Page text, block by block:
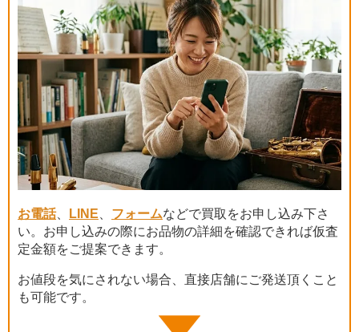
お電話、 LINE、 フォームなどで買取をお申し込み下さ
い。お申し込みの際にお品物の詳細を確認できれば仮査
定金額をご提案できます。
お値段を気にされない場合、直接店舗にご発送頂くこと
も可能です。